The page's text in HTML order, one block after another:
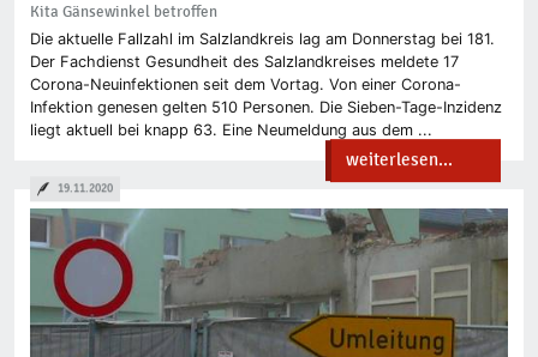
Kita Gänsewinkel betroffen
Die aktuelle Fallzahl im Salzlandkreis lag am Donnerstag bei 181.
Der Fachdienst Gesundheit des Salzlandkreises meldete 17
Corona-Neuinfektionen seit dem Vortag. Von einer Corona-
Infektion genesen gelten 510 Personen. Die Sieben-Tage-Inzidenz
liegt aktuell bei knapp 63. Eine Neumeldung aus dem ...
weiterlesen...
19.11.2020